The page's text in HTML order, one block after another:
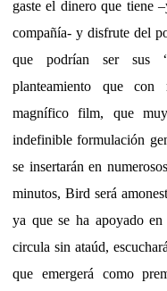
gaste el dinero que tiene
compañía- y disfrute del
que podrían ser sus
planteamiento que con
magnífico film, que
indefinible formulación
se insertarán en
minutos, Bird será
ya que se ha apoyado
circula sin ataúd,
que emergerá como